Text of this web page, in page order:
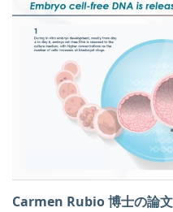
Carmen Rubio 博士の論